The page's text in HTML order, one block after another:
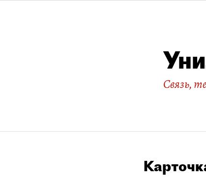
Связь,